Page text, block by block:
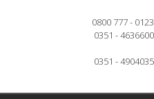
0800 777 - 0123
0351 - 4636600
0351 - 4904035